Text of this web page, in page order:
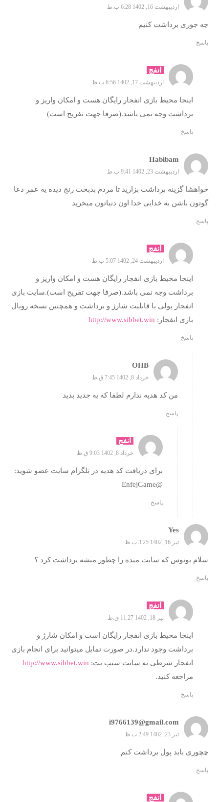
اردیبهشت 16, 1402 6:28 ب.ظ
چه جوری برداشت کنیم
پاسخ
انفج
اردیبهشت 17, 1402 6:56 ب.ظ
اینجا محیط بازی انفجار رایگان هست و امکان واریز و
برداشت وجه نمی باشد.(صرفا جهت تفریح است)
پاسخ
Habibam
اردیبهشت 23, 1402 9:41 ب.ظ
خواهشا گزینه برداشت بزارید تا مردم بدبخت رنج دیده یه عمر دعا
گوتون باشن به خدایی خدا اون دنیاتون میخرید
پاسخ
انفج
اردیبهشت 24, 1402 5:07 ب.ظ
اینجا محیط بازی انفجار رایگان هست و امکان واریز و
برداشت وجه نمی باشد.(صرفا جهت تفریح است).سایت بازی
انفجار پولی با قابلیت شارژ و برداشت و همچنین نسخه رویال
بازی انفجار: http://www.sibbet.win
پاسخ
OHB
خرداد 8, 1402 7:45 ق.ظ
من کد هدیه ندارم لطفا که یه جدید بدید
پاسخ
انفج
خرداد 8, 1402 9:03 ق.ظ
برای دریافت کد هدیه در تلگرام سایت عضو شوید:
@EnfejGame
پاسخ
Yes
تیر 16, 1402 3:25 ب.ظ
سلام بونوس که سایت میده را چطور میشه برداشت کرد ؟
پاسخ
انفج
تیر 18, 1402 11:27 ق.ظ
اینجا محیط بازی انفجار رایگان است و امکان شارژ و
برداشت وجود ندارد.در صورت تمایل میتوانید برای انجام بازی
انفجار شرطی به سایت سیب بت: http://www.sibbet.win
مراجعه کنید.
پاسخ
i9766139@gmail.com
تیر 23, 1402 2:49 ب.ظ
چچوری باید پول برداشت کنم
پاسخ
انفج